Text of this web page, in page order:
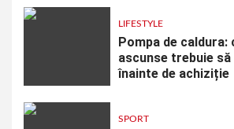
LIFESTYLE
Pompa de
ascunse trebuie
înainte de achiziție
SPORT